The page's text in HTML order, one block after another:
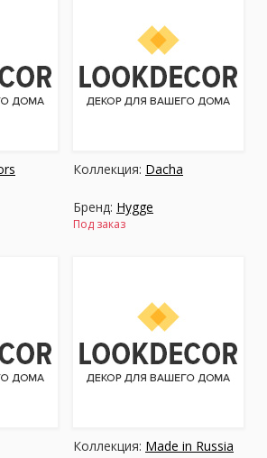
кабинет
обратный звонок
Коллекция: Dacha
Бренд: Hygge
Под заказ
Коллекция: Made in Russia